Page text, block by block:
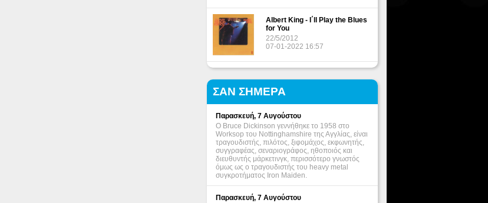
Albert King - I΄ll Play the Blues
for You
22/5/2012
07-01-2022 16:57
ΣΑΝ ΣΗΜΕΡΑ
Παρασκευή, 7 Αυγούστου
Ο Bruce Dickinson γεννήθηκε το 1958 στο
Worksop του Nottinghamshire της Αγγλίας, είναι
τραγουδιστής, πιλότος, ξιφομάχος, εκφωνητής,
συγγραφέας, σεναριογράφος, ηθοποιός και
διευθυντής μάρκετινγκ, περισσότερο γνωστός
όμως ως ο τραγουδιστής του heavy metal
συγκροτήματος Iron Maiden.
Παρασκευή, 7 Αυγούστου